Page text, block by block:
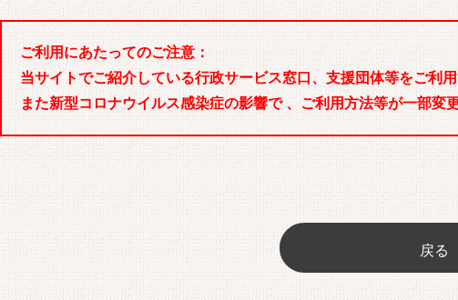
ご利用にあたってのご注意：
当サイトでご紹介している行政サービス窓口、支援団体等をご利
また新型コロナウイルス感染症の影響で 、ご利用方法等が一部
戻る